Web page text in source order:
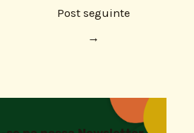
Post seguinte
→